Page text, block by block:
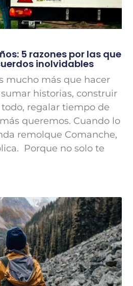
5 razones por las que
inolvidables
mucho más que hacer
historias, construir
todo, regalar tiempo de
queremos. Cuando lo
remolque Comanche,
Porque no solo te